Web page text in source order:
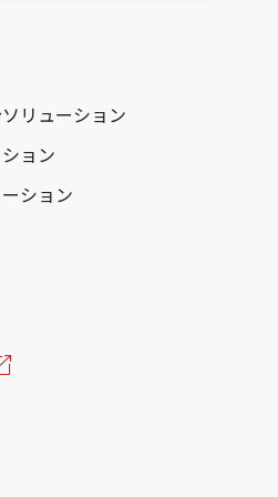
リューション
ョン
ション